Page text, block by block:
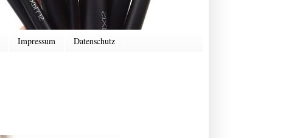
Impressum Datenschutz